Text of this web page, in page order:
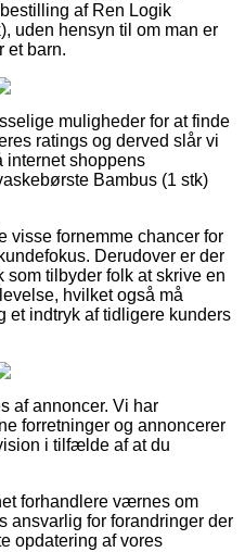
af Ren Logik
uden hensyn til om man er
et barn.
muligheder for at finde
ratings og derved slår vi
internet shoppens
Bambus (1 stk)
visse fornemme chancer for
Derudover er der
tilbyder folk at skrive en
hvilket også må
et indtryk af tidligere kunders
af annoncer. Vi har
forretninger og annoncerer
i tilfælde af at du
forhandlere værnes om
ansvarlig for forandringer der
opdatering af vores